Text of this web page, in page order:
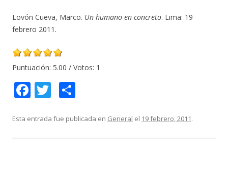
Lovón Cueva, Marco. Un humano en concreto. Lima: 19
febrero 2011.
Puntuación: 5.00 / Votos: 1
F
e
T
itt m
Esta entrada fue publicada en General el 19 febrero, 2011.